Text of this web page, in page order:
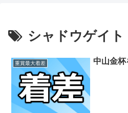
シャドウゲイト
重賞最大着差 中山金